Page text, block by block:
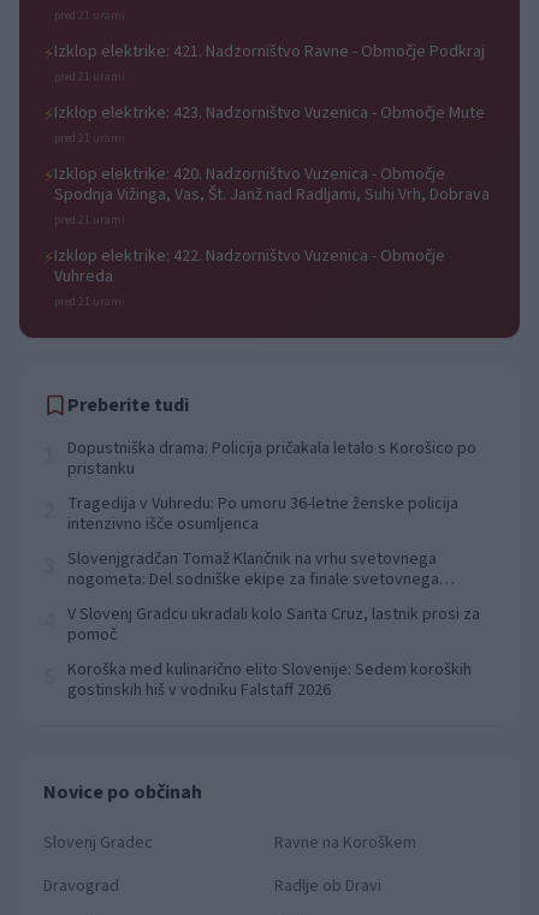
pred 21 urami
⚡Izklop elektrike: 421. Nadzorništvo Ravne - Območje Podkraj
pred 21 urami
⚡Izklop elektrike: 423. Nadzorništvo Vuzenica - Območje Mute
pred 21 urami
⚡Izklop elektrike: 420. Nadzorništvo Vuzenica - Območje
Spodnja Vižinga, Vas, Št. Janž nad Radljami, Suhi Vrh, Dobrava
pred 21 urami
⚡Izklop elektrike: 422. Nadzorništvo Vuzenica - Območje
Vuhreda
pred 21 urami
Preberite tudi
Dopustniška drama: Policija pričakala letalo s Korošico po
pristanku
Tragedija v Vuhredu: Po umoru 36-letne ženske policija
intenzivno išče osumljenca
Slovenjgradčan Tomaž Klančnik na vrhu svetovnega
nogometa: Del sodniške ekipe za finale svetovnega
V Slovenj Gradcu ukradali kolo Santa Cruz, lastnik prosi za
pomoč
Koroška med kulinarično elito Slovenije: Sedem koroških
gostinskih hiš v vodniku Falstaff 2026
Novice po občinah
Slovenj Gradec
Ravne na Koroškem
Dravograd
Radlje ob Dravi